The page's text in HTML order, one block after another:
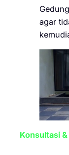
agar
Konsultasi